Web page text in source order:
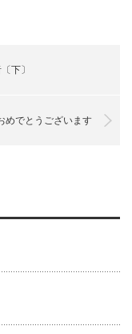
下〕
めでとうございます